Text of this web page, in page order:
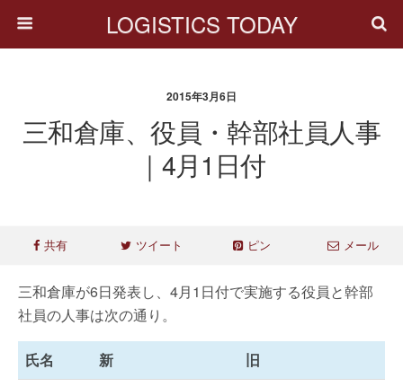
LOGISTICS TODAY
2015年3月6日
三和倉庫、役員・幹部社員人事
｜4月1日付
共有 ツイート ピン メール
三和倉庫が6日発表し、4月1日付で実施する役員と幹部
社員の人事は次の通り。
氏名 新
旧